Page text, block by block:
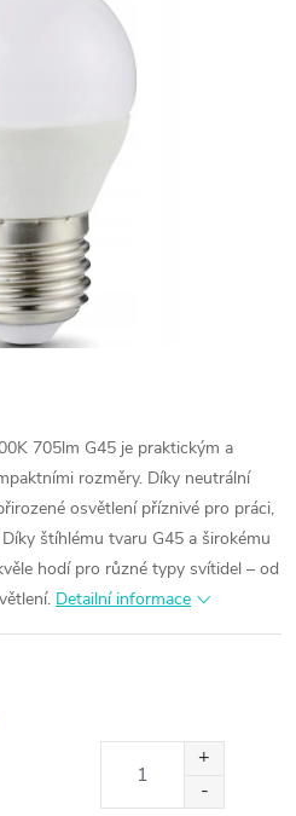
705lm G45 je praktickým a
rozměry. Díky neutrální
osvětlení příznivé pro práci,
štíhlému tvaru G45 a širokému
hodí pro různé typy svítidel – od
Detailní informace